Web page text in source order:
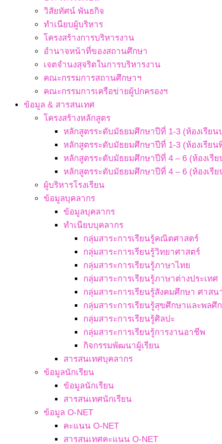
วิสัยทัศน์ พันธกิจ
ทำเนียบผู้บริหาร
โครงสร้างการบริหารงาน
อำนาจหน้าที่ของสถานศึกษา
เจตจํานงสุจริตในการบริหารงาน
คณะกรรมการสถานศึกษาฯ
คณะกรรมการเครือข่ายผู้ปกครองฯ
ข้อมูล & สารสนเทศ
โครงสร้างหลักสูตร
หลักสูตรระดับมัธยมศึกษาปีที่ 1-3 (ห้องเรียน
หลักสูตรระดับมัธยมศึกษาปีที่ 1-3 (ห้องเรียน
หลักสูตรระดับมัธยมศึกษาปีที่ 4 – 6 (ห้องเรี
หลักสูตรระดับมัธยมศึกษาปีที่ 4 – 6 (ห้องเรีย
ผู้บริหารโรงเรียน
ข้อมูลบุคลากร
ข้อมูลบุคลากร
ทำเนียบบุคลากร
กลุ่มสาระการเรียนรู้คณิตศาสตร์
กลุ่มสาระการเรียนรู้วิทยาศาสตร์
กลุ่มสาระการเรียนรู้ภาษาไทย
กลุ่มสาระการเรียนรู้ภาษาต่างประเทศ
กลุ่มสาระการเรียนรู้สังคมศึกษา ศาส
กลุ่มสาระการเรียนรู้สุขศึกษาและพลศึ
กลุ่มสาระการเรียนรู้ศิลปะ
กลุ่มสาระการเรียนรู้การงานอาชีพ
กิจกรรมพัฒนาผู้เรียน
สารสนเทศบุคลากร
ข้อมูลนักเรียน
ข้อมูลนักเรียน
สารสนเทศนักเรียน
ข้อมูล O-NET
คะแนน O-NET
สารสนเทศคะแนน O-NET